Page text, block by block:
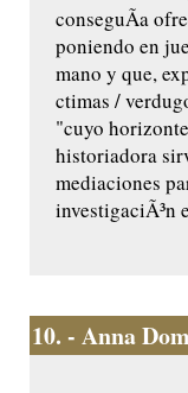
conseguÃ­a
poniendo en
mano y que,
ctimas /
"cuyo
historiadora
mediaciones
investigaciÃ³n
10. - Anna